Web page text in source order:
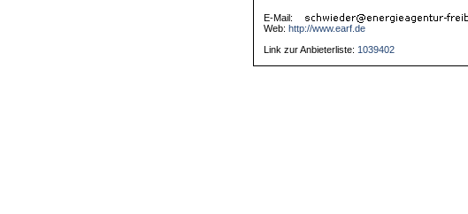
E-Mail:
Web: http://www.earf.de
Link zur Anbieterliste:1039402